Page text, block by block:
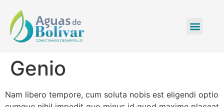
Genio
Nam libero tempore, cum soluta nobis est eligendi optio